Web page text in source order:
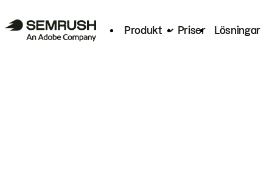
Produkt Priser Lösningar